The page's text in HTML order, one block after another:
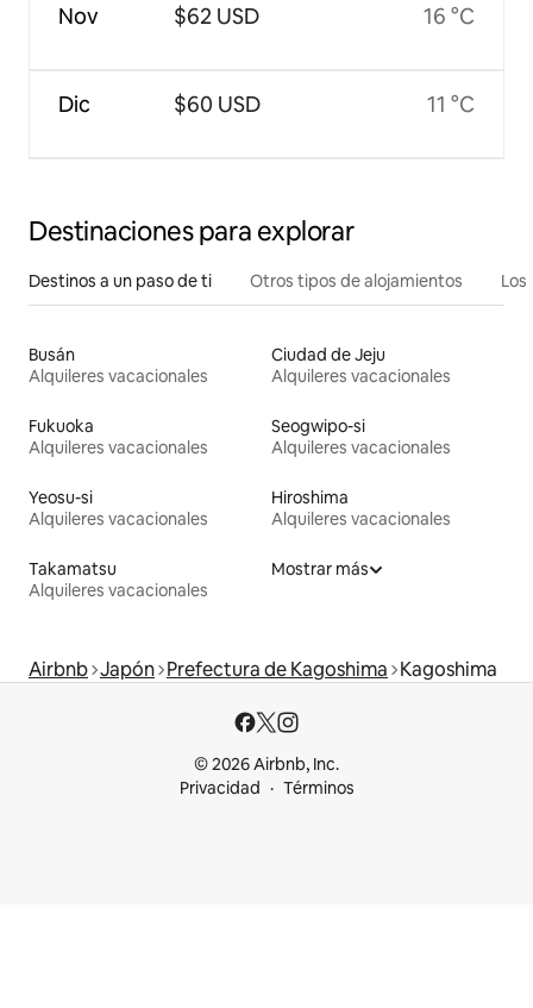
Nov
Dic
$62 USD
$60 USD
16 °C
11 °C
Destinaciones para explorar
Destinos a un paso de ti Otros tipos de alojamientos
Busán
Alquileres vacacionales
Ciudad de Jeju
Alquileres vacacionales
Fukuoka
Alquileres vacacionales
Seogwipo-si
Alquileres vacacionales
Yeosu-si
Alquileres vacacionales
Hiroshima
Alquileres vacacionales
Takamatsu
Alquileres vacacionales
Mostrar más
Airbnb Japón Prefectura de Kagoshima Kagoshima
© 2026 Airbnb, Inc.
Privacidad
Términos